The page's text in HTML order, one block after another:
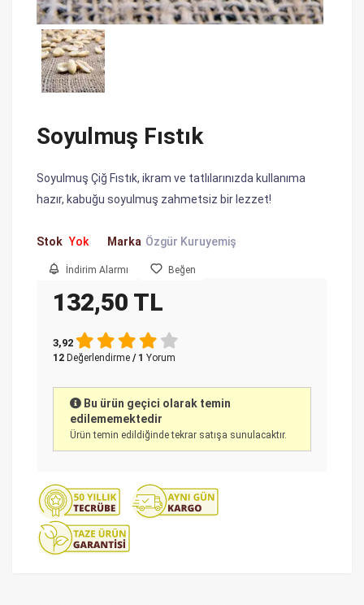
Soyulmuş Fıstık
Soyulmuş Çiğ Fıstık, ikram ve tatlılarınızda kullanıma
hazır, kabuğu soyulmuş zahmetsiz bir lezzet!
Stok Yok Marka Özgür Kuruyemiş
İndirim Alarmı Beğen
132,50 TL
3,92
12 Değerlendirme / 1 Yorum
Bu ürün geçici olarak temin
edilememektedir
Ürün temin edildiğinde tekrar satışa sunulacaktır.